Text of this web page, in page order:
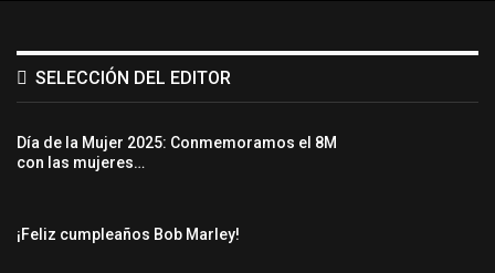
SELECCIÓN DEL EDITOR
Día de la Mujer 2025: Conmemoramos el 8M
con las mujeres…
¡Feliz cumpleaños Bob Marley!